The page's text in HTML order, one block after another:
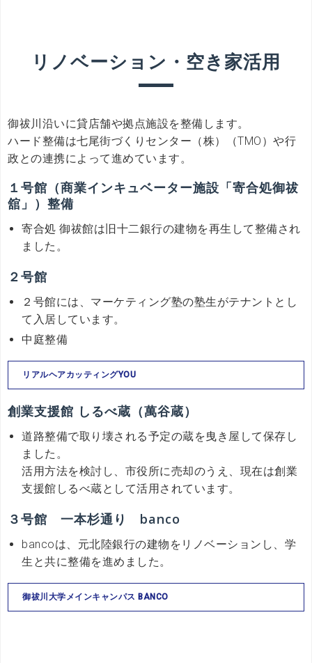
リノベーション・空き家活用
御祓川沿いに貸店舗や拠点施設を整備します。
ハード整備は七尾街づくりセンター（株）（TMO）や行
政との連携によって進めています。
１号館（商業インキュベーター施設「寄合処御祓
舘」）整備
寄合処 御祓館は旧十二銀行の建物を再生して整備され
ました。
２号館
２号館には、マーケティング塾の塾生がテナントとし
て入居しています。
中庭整備
リアルヘアカッティングYOU
創業支援館 しるべ蔵（萬谷蔵）
道路整備で取り壊される予定の蔵を曳き屋して保存し
ました。
活用方法を検討し、市役所に売却のうえ、現在は創業
支援館しるべ蔵として活用されています。
３号館 一本杉通り banco
bancoは、元北陸銀行の建物をリノベーションし、学
生と共に整備を進めました。
御祓川大学メインキャンパス BANCO